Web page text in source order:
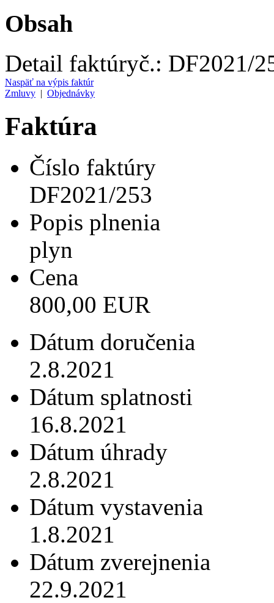
Obsah
Detail faktúryč.: DF2021/
Naspäť na výpis faktúr
Zmluvy | Objednávky
Faktúra
Číslo faktúry
DF2021/253
Popis plnenia
plyn
Cena
800,00 EUR
Dátum doručenia
2.8.2021
Dátum splatnosti
16.8.2021
Dátum úhrady
2.8.2021
Dátum vystavenia
1.8.2021
Dátum zverejnenia
22.9.2021